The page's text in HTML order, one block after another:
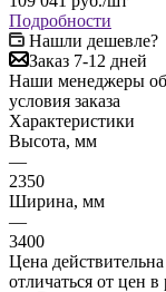
Подробности
Нашли дешевле?
Заказ 7-12 дней
Наши менеджеры
условия заказа
Характеристики
Высота, мм
—
2350
Ширина, мм
—
3400
Цена
отличаться от цен